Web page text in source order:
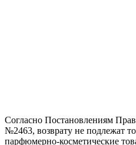
Согласно Постановлениям
№2463, возврату не подлежат
парфюмерно-косметические